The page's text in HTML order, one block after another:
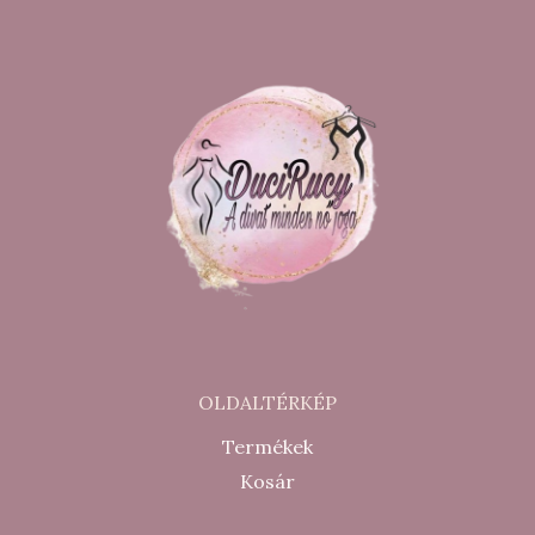
OLDALTÉRKÉP
Termékek
Kosár